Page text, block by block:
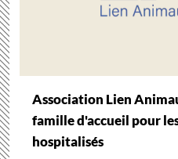
Association Lien
famille d'accueil pour
hospitalisés